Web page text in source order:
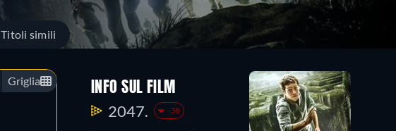
Titoli simili
Griglia INFO SUL FILM
2047. -38